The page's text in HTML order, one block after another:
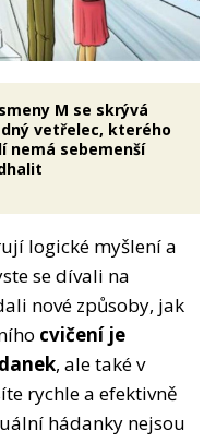
M se skrývá
vetřelec, kterého
nemá sebemenší
logické myšlení a
se dívali na
nové způsoby, jak
cvičení je
, ale také v
rychle a efektivně
hádanky nejsou